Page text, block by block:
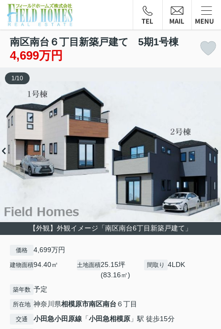
TEL MAIL MENU
南区南台６丁目新築戸建て 5期1号棟
4,699万円
【外観】外観イメージ「南区南台6丁目新築戸建て」
1 /10
価格 4,699万円
建物面積94.40㎡ 土地面積25.15坪
(83.16㎡)
間取り 4LDK
築年数 予定
所在地 神奈川県相模原市南区南台 ６丁目
交通 小田急小田原線 「小田急相模原 」駅 徒歩15分